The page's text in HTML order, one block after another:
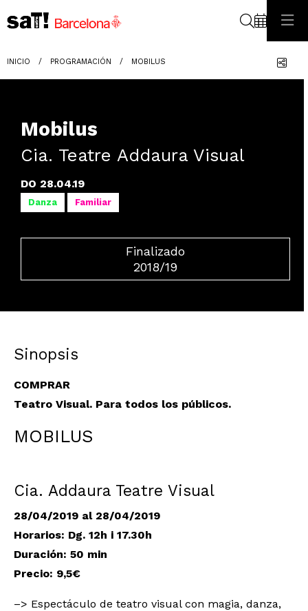
INICIO PROGRAMACIÓN MOBILUS
Mobilus
Cia. Teatre Addaura Visual
DO 28.04.19
Danza Familiar
Finalizado
2018/19
Sinopsis
COMPRAR
Teatro Visual. Para todos los públicos.
MOBILUS
Cia. Addaura Teatre Visual
28/04/2019 al 28/04/2019
Horarios: Dg. 12h i 17.30h
Duración: 50 min
Precio: 9,5€
–> Espectáculo de teatro visual con magia, danza,